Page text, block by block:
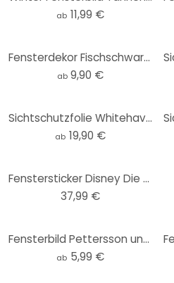
ab 11,99 €
Fensterdekor Fischschwarm
ab 9,90 €
Sichtschutzfolie Whitehaven Beach - Panorama
ab 19,90 €
Fenstersticker Disney Die Eiskönigin Blumen
37,99 €
Fensterbild Pettersson und Findus - Springender Findus
ab 5,99 €